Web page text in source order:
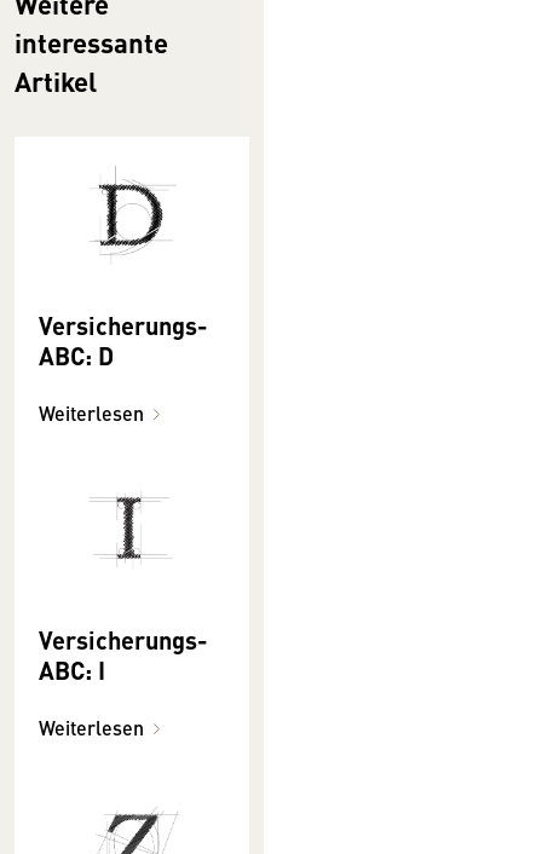
interessante
Artikel
Versicherungs-
ABC: D
Weiterlesen
Versicherungs-
ABC: I
Weiterlesen